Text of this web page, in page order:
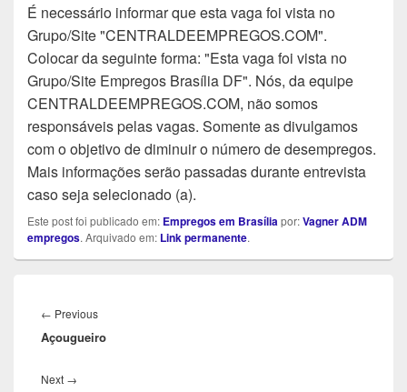
É necessário informar que esta vaga foi vista no
Grupo/Site "CENTRALDEEMPREGOS.COM".
Colocar da seguinte forma: "Esta vaga foi vista no
Grupo/Site Empregos Brasília DF". Nós, da equipe
CENTRALDEEMPREGOS.COM, não somos
responsáveis pelas vagas. Somente as divulgamos
com o objetivo de diminuir o número de desempregos.
Mais informações serão passadas durante entrevista
caso seja selecionado (a).
Este post foi publicado em: Empregos em Brasília por:Vagner ADM
empregos. Arquivado em: Link permanente.
de
Post
← PreviousPrevious
post:
Açougueiro
Next →